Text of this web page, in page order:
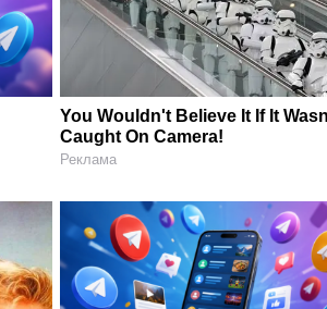
You Wouldn't Believe It If It
Caught On Camera!
Реклама